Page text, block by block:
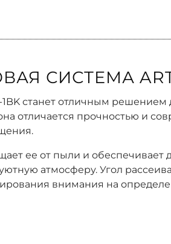
СИСТЕМА ARTE
1BK станет отличным
отличается прочностью и
ее от пыли и обеспечивает
атмосферу. Угол
внимания на